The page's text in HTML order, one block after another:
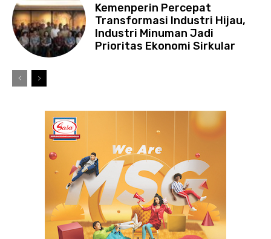
Kemenperin Percepat
Transformasi Industri Hijau,
Industri Minuman Jadi
Prioritas Ekonomi Sirkular